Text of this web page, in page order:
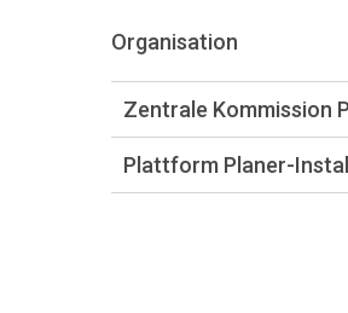
Organisation
Zentrale Kommission
Plattform Planer-